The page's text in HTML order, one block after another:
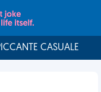
CASUALE